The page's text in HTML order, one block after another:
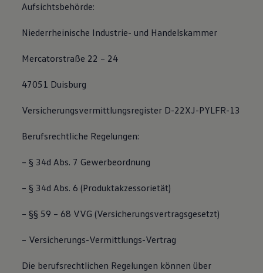
Magazin
Transport
Elektromobilität
Volkswagen R
Volkswagen Kundenbetreuung
Aufsichtsbehörde:
Niederrheinische Industrie- und Handelskammer
Mercatorstraße 22 – 24
47051 Duisburg
Versicherungsvermittlungsregister D-22XJ-PYLFR-13
Berufsrechtliche Regelungen:
– § 34d Abs. 7 Gewerbeordnung
– § 34d Abs. 6 (Produktakzessorietät)
– §§ 59 – 68 VVG (Versicherungsvertragsgesetzt)
– Versicherungs-Vermittlungs-Vertrag
Die berufsrechtlichen Regelungen können über